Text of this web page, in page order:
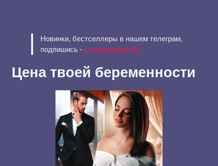
Новинки, бестселлеры в нашем телеграм,
подпишись - t.me/ilovebook99
Цена твоей беременности